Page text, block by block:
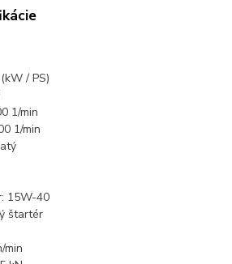
/ PS)
1/min
1/min
15W-40
štartér
min